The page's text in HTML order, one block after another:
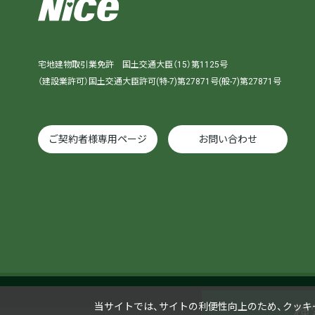
宅地建物取引業免許 国土交通大臣（15）第1125号
（建設業許可）国土交通大臣許可(特-7)第27871号(般-7)第27871号
ご契約者様専用ページ お問い合わせ
当サイトでは、サイトの利便性向上のため、クッキ